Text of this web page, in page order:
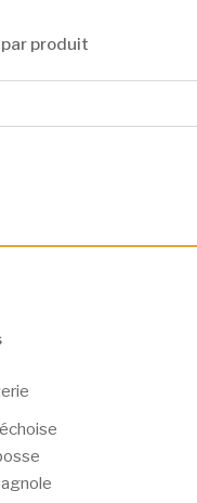
produit